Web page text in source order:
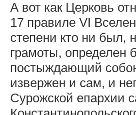
А вот как Церковь
17 правиле VI
степени кто ни был,
грамоты, определен
постыждающий
извержен и сам, и
Сурожской епархии